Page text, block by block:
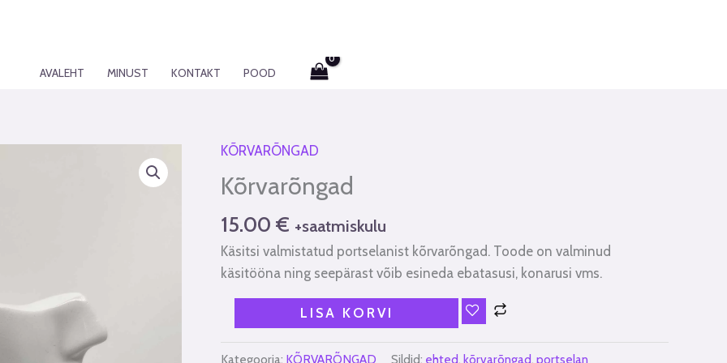
AVALEHT MINUST KONTAKT POOD
KÕRVARÕNGAD
Kõrvarõngad
15.00 € +saatmiskulu
Käsitsi valmistatud portselanist kõrvarõngad. Toode on valminud
käsitööna ning seepärast võib esineda ebatasusi, konarusi vms.
Kõrvarõngad
kogus
LISA KORVI
Kategooria: KÕRVARÕNGAD Sildid: ehted, kõrvarõngad, portselan